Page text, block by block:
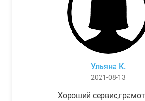
Ульяна К.
2021-08-13
Хороший